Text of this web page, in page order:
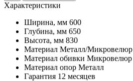
Характеристики
Ширина, мм 600
Глубина, мм 650
Высота, мм 830
Материал Металл/Микровелюр
Материал обивки Микровелюр
Материал опор Металл
Гарантия 12 месяцев